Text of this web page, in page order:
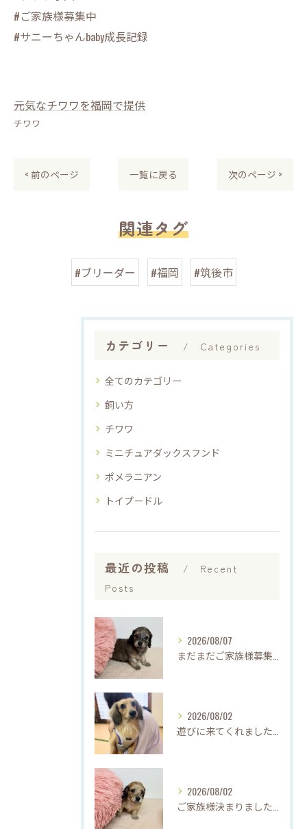
#ご家族様募集中
#サニーちゃんbaby成長記録
元気なチワワを福岡で提供
チワワ
< 前のページ 一覧に戻る 次のページ >
関連タグ
#ブリーダー #福岡 #筑後市
カテゴリー Categories
全てのカテゴリー
飼い方
チワワ
ミニチュアダックスフンド
ポメラニアン
トイプードル
最近の投稿
Recent
Posts
2026/08/07
まだまだご家族様募集中です(*'▽'*)
2026/08/02
遊びに来てくれました♡(о´∀`о)
2026/08/02
ご家族様決まりました♡♪